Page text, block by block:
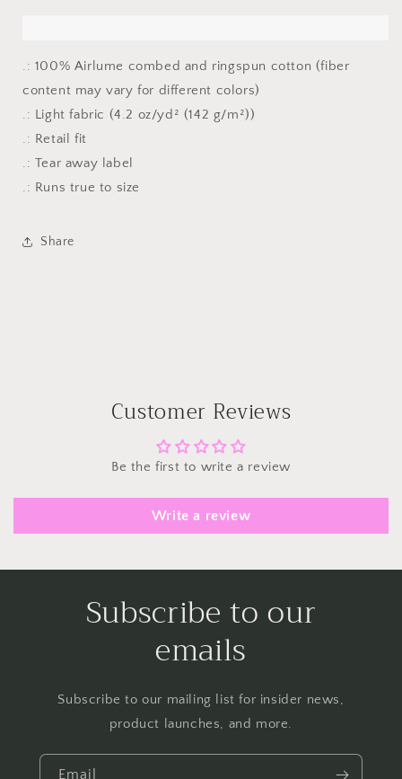
.: 100% Airlume combed and ringspun cotton (fiber
content may vary for different colors)
.: Light fabric (4.2 oz/yd² (142 g/m²))
.: Retail fit
.: Tear away label
.: Runs true to size
Share
Customer Reviews
Be the first to write a review
Write a review
Subscribe to our
emails
Subscribe to our mailing list for insider news,
product launches, and more.
Email